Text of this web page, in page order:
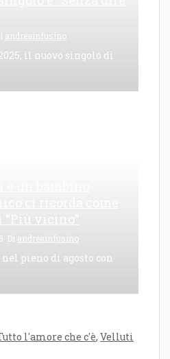
andreainfusino
il nuovo singolo di
Di andreainfusino
nel pieno di agosto con
l'amore che c'è, Velluti